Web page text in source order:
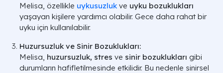
Melisa, özellikle uykusuzluk ve uyku bozuklukları
yaşayan kişilere yardımcı olabilir. Gece daha rahat bir
uyku için kullanılabilir.
Huzursuzluk ve Sinir Bozuklukları:
Melisa, huzursuzluk, stres ve sinir bozuklukları gibi
durumların hafifletilmesinde etkilidir. Bu nedenle sinirsel